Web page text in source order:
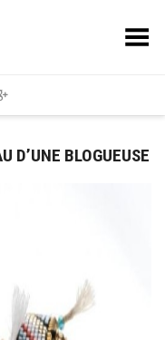
Toggle Menu
D’UNE BLOGUEUSE